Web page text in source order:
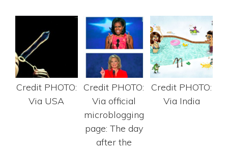
Credit PHOTO:
Via USA
Credit PHOTO:
Via official
microblogging
page: The day
after the
Credit PHOTO:
Via India